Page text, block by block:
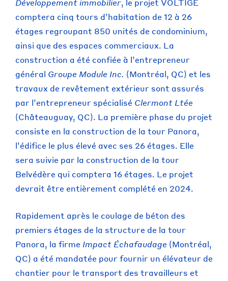
Développement immobilier, le projet VOLTIGE
comptera cinq tours d’habitation de 12 à 26
étages regroupant 850 unités de condominium,
ainsi que des espaces commerciaux. La
construction a été confiée à l’entrepreneur
général Groupe Module Inc. (Montréal, QC) et les
travaux de revêtement extérieur sont assurés
par l’entrepreneur spécialisé Clermont Ltée
(Châteauguay, QC). La première phase du projet
consiste en la construction de la tour Panora,
l’édifice le plus élevé avec ses 26 étages. Elle
sera suivie par la construction de la tour
Belvédère qui comptera 16 étages. Le projet
devrait être entièrement complété en 2024.
Rapidement après le coulage de béton des
premiers étages de la structure de la tour
Panora, la firme Impact Échafaudage (Montréal,
QC) a été mandatée pour fournir un élévateur de
chantier pour le transport des travailleurs et